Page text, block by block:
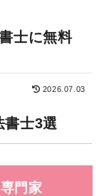
士に無料
2026.07.03
書士3選
門家